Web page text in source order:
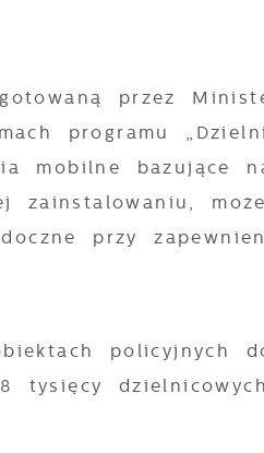
przez
programu
mobilne bazujące
zainstalowaniu,
przy
policyjnych
tysięcy